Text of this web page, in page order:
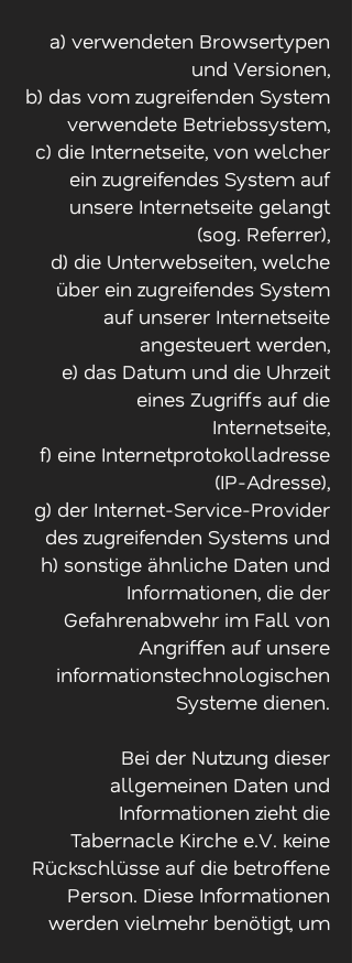
a) verwendeten Browsertypen
und Versionen,
b) das vom zugreifenden System
verwendete Betriebssystem,
c) die Internetseite, von welcher
ein zugreifendes System auf
unsere Internetseite gelangt
(sog. Referrer),
d) die Unterwebseiten, welche
über ein zugreifendes System
auf unserer Internetseite
angesteuert werden,
e) das Datum und die Uhrzeit
eines Zugriffs auf die
Internetseite,
f) eine Internetprotokolladresse
(IP-Adresse),
g) der Internet-Service-Provider
des zugreifenden Systems und
h) sonstige ähnliche Daten und
Informationen, die der
Gefahrenabwehr im Fall von
Angriffen auf unsere
informationstechnologischen
Systeme dienen.
Bei der Nutzung dieser
allgemeinen Daten und
Informationen zieht die
Tabernacle Kirche e.V. keine
Rückschlüsse auf die betroffene
Person. Diese Informationen
werden vielmehr benötigt, um